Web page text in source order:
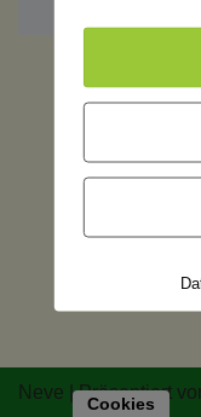
Neve | Präsentiert
Cookies